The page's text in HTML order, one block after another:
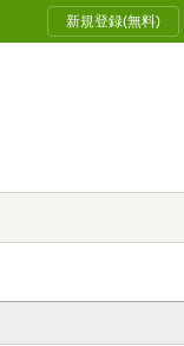
新規登録(無料)